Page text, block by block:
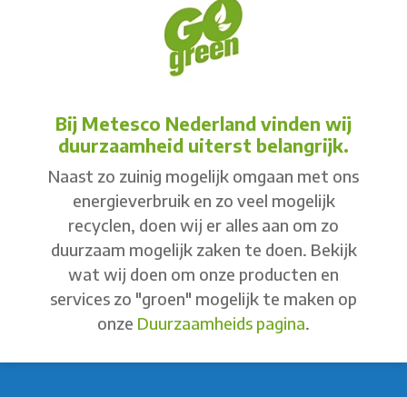
Bij Metesco Nederland vinden wij
duurzaamheid uiterst belangrijk.
Naast zo zuinig mogelijk omgaan met ons
energieverbruik en zo veel mogelijk
recyclen, doen wij er alles aan om zo
duurzaam mogelijk zaken te doen. Bekijk
wat wij doen om onze producten en
services zo "groen" mogelijk te maken op
onze Duurzaamheids pagina.